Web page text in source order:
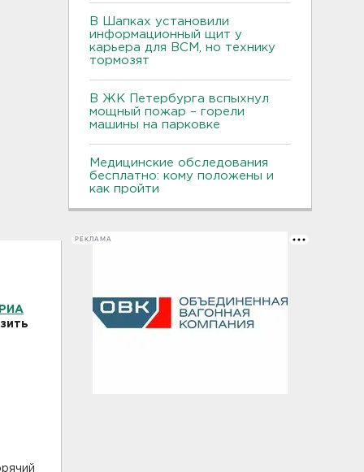
РИА
В Шапках установили
информационный щит у
карьера для ВСМ, но технику
тормозят
В ЖК Петербурга вспыхнул
мощный пожар – горели
машины на парковке
Медицинские обследования
бесплатно: кому положены и
как пройти
РЕКЛАМА